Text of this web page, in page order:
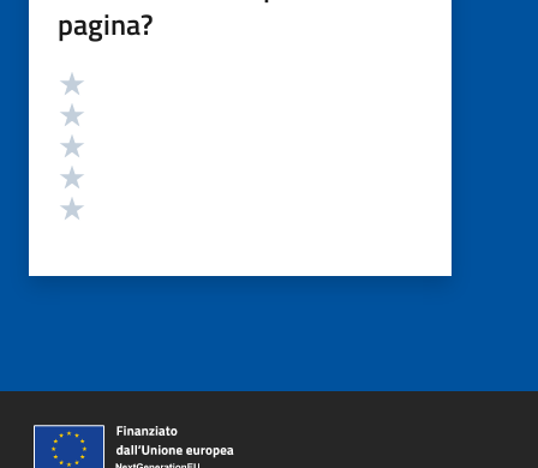
pagina?
Valutazione